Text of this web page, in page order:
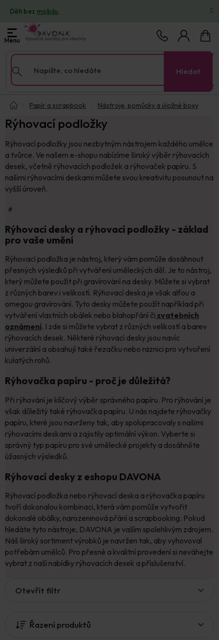
obsah
Děti bez mobilu.
Hledat
košík
Papír a scrapbook
Nástroje, pomůcky a úložné boxy
Rýhovací podložky
Rýhovací podložky jsou nezbytným nástrojem každého umělce
a tvůrce. Ve našem e-shopu nabízíme široký výběr rýhovacích
desek, včetně rýhovacích podložek a rýhovaček papíru. S
našimi rýhovacími deskami můžete svou kreativitu posunout na
vyšší úroveň.
#
Rýhovací desky a rýhovací podložky - základ
pro vaše umění
Rýhovací podložka je nástroj, který vám pomůže dosáhnout
přesných výsledků při vytváření uměleckých děl. Je to nástroj,
který můžete použít při gravírování na desky. Můžete si vybrat
z různých barev i velikostí. Rýhovací deska je však alfou a
omegou gravírování. Tyto desky můžete použít například při
vytváření vlastních obálek nebo blahopřání či svatebních
oznámení. I zde si můžete vybrat z různých velikostí a barev
rýhovacích desek. Některé rýhovací desky jsou navíc
univerzální a obsahují také řezačku nebo raznici pro vytvoření
kulatých rohů.
Rýhovačka papíru - proč je důležitá?
Při rýhování je klíčový výběr správného papíru. Pro rýhování je
však důležitý také rýhovačka papíru. U nás najdete rýhovačky
papíru, které jsou navrženy tak, aby spolupracovaly s našimi
rýhovacími deskami a zajistily optimální výkon. Vyberte si
správný typ papíru pro své umělecké projekty a dosáhněte
úžasných výsledků.
Rýhovací desky z eshopu DAVONA
Rýhovací podložka nebo rýhovací deska a rýhovačka papíru
tvoří dokonalou kombinaci, která vám pomůže vytvořit
dokonalé obálky, narozeninová přání a scrapbooking. Pokud
hledáte tyto nástroje, DAVONA je vaším spolehlivým zdrojem.
Náš široký sortiment výrobků je navržen tak, aby vyhovoval
potřebám umělců. Pro přesné a kvalitní provedení si neváhejte
vybrat z naší nabídky rýhovacích desek a příslušenství.
Řazení produktů
Otevřít filtr